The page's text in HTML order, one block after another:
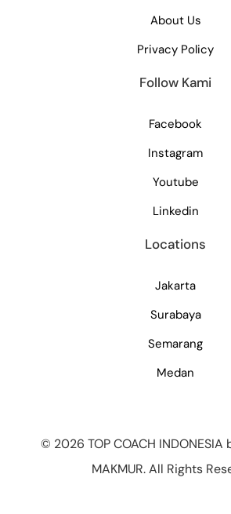
About Us
Privacy Policy
Follow Kami
Facebook
Instagram
Youtube
Linkedin
Locations
Jakarta
Surabaya
Semarang
Medan
© 2026 TOP COACH INDONESIA
MAKMUR. All Rights